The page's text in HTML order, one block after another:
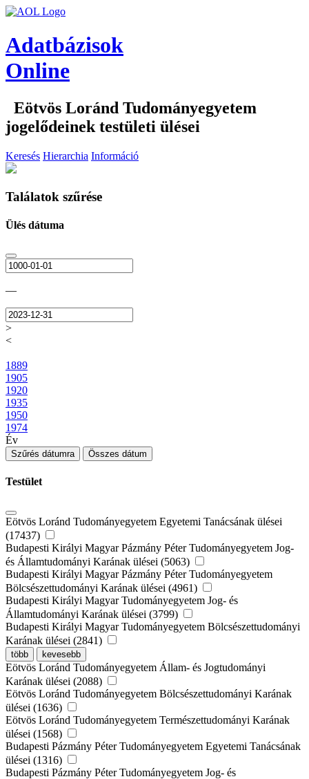
Adatbázisok
Online
Eötvös Loránd Tudományegyetem
jogelődeinek testületi ülései
Keresés Hierarchia Információ
Találatok szűrése
Ülés dátuma
—
>
<
1889
1905
1920
1935
1950
1974
Év
Szűrés dátumra Összes dátum
Testület
Eötvös Loránd Tudományegyetem Egyetemi Tanácsának ülései
(17437)
Budapesti Királyi Magyar Pázmány Péter Tudományegyetem Jog-
és Államtudományi Karának ülései (5063)
Budapesti Királyi Magyar Pázmány Péter Tudományegyetem
Bölcsészettudományi Karának ülései (4961)
Budapesti Királyi Magyar Tudományegyetem Jog- és
Államtudományi Karának ülései (3799)
Budapesti Királyi Magyar Tudományegyetem Bölcsészettudományi
Karának ülései (2841)
több kevesebb
Eötvös Loránd Tudományegyetem Állam- és Jogtudományi
Karának ülései (2088)
Eötvös Loránd Tudományegyetem Bölcsészettudományi Karának
ülései (1636)
Eötvös Loránd Tudományegyetem Természettudományi Karának
ülései (1568)
Budapesti Pázmány Péter Tudományegyetem Egyetemi Tanácsának
ülései (1316)
Budapesti Pázmány Péter Tudományegyetem Jog- és